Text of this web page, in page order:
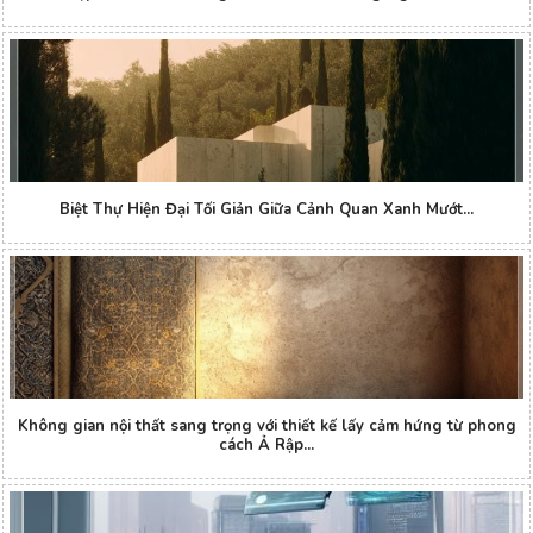
Biệt Thự Hiện Đại Tối Giản Giữa Cảnh Quan Xanh Mướt...
Không gian nội thất sang trọng với thiết kế lấy cảm hứng từ phong
cách Ả Rập...